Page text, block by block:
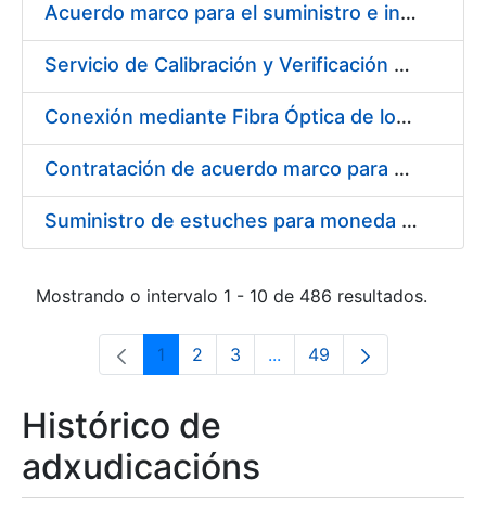
Acuerdo marco para el suministro e instalación de persianas, estores y otros complementos
Servicio de Calibración y Verificación Externa de los Equipos de Medición del Servicio de Prevención de la FNMT-RCM
Conexión mediante Fibra Óptica de los Centros de Proceso de Datos (CPDs) de las sedes de la FNMT-RCM de Burgos y Madrid
Contratación de acuerdo marco para el Suministro de Material de Electricidad para la Fábrica Nacional de Moneda y Timbre-Real Casa de la Moneda en su centro de trabajo de Burgos
Suministro de estuches para moneda de 30 €
Mostrando o intervalo 1 - 10 de 486 resultados.
Páxina
1 Páxina
2 Páxina
3 ...Páxinas intermedias Use
Páxina
49
Histórico de
adxudicacións